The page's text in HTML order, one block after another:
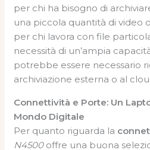
per chi ha bisogno di
una piccola quantità di video
per chi lavora con file
necessità di un’ampia
potrebbe essere necessario
archiviazione esterna o al
Connettività e Porte: Un
Mondo Digitale
Per quanto riguarda la
N4500offre una buona